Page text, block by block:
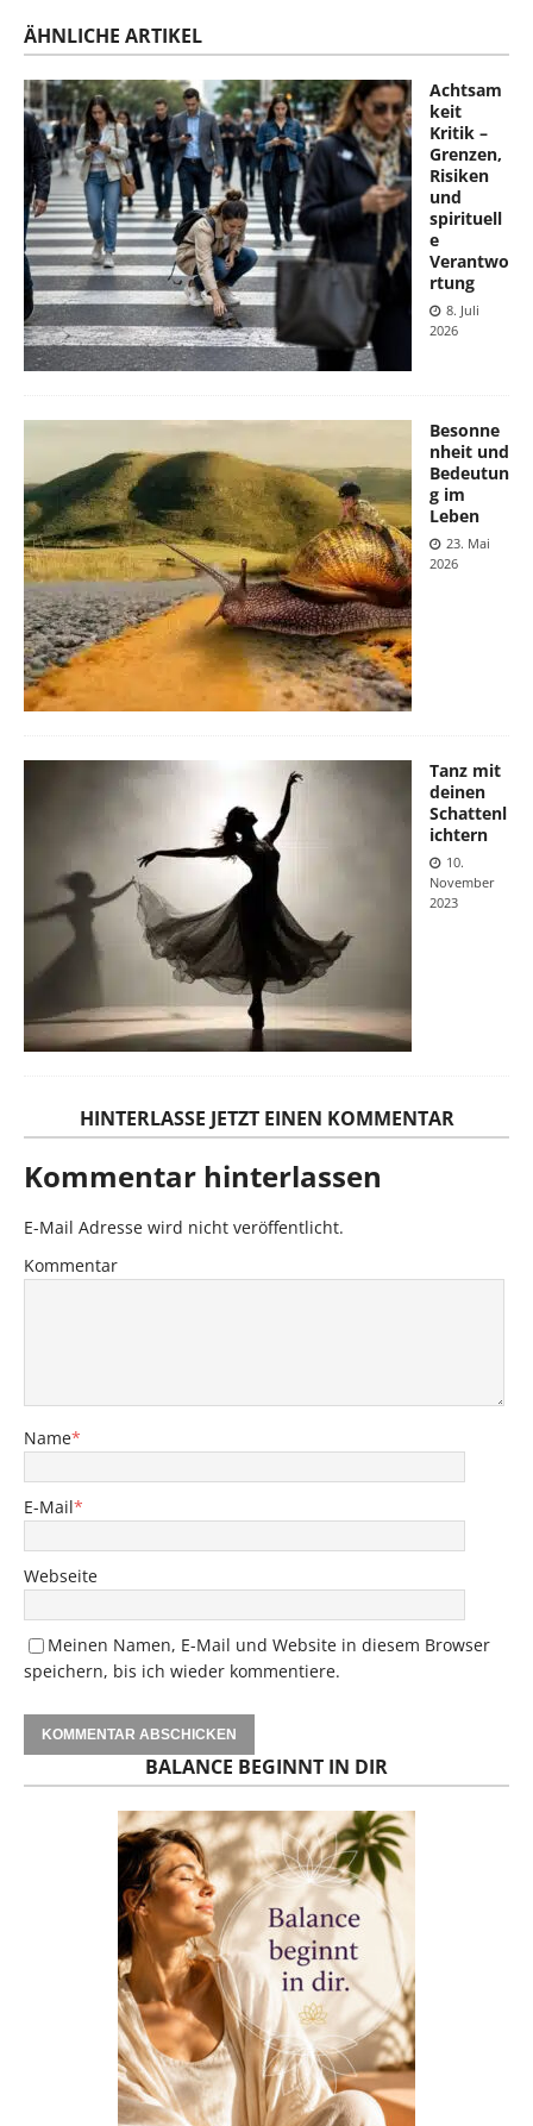
ÄHNLICHE ARTIKEL
Achtsam
keit
Kritik –
Grenzen,
Risiken
und
spirituell
e
Verantwo
rtung
8. Juli
2026
Besonne
nheit und
Bedeutun
g im
Leben
23. Mai
2026
Tanz mit
deinen
Schattenl
ichtern
10.
November
2023
HINTERLASSE JETZT EINEN KOMMENTAR
Kommentar hinterlassen
E-Mail Adresse wird nicht veröffentlicht.
Kommentar
Name*
E-Mail*
Webseite
Meinen Namen, E-Mail und Website in diesem Browser
speichern, bis ich wieder kommentiere.
BALANCE BEGINNT IN DIR